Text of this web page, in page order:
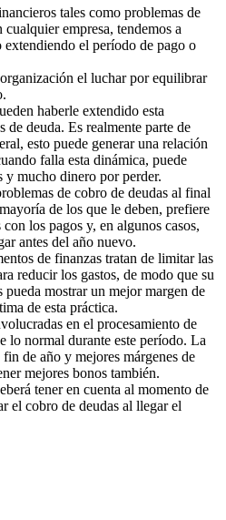
tales como problemas de
empresa, tendemos a
el período de pago o
el luchar por equilibrar
haberle extendido esta
de deuda. Es realmente parte de
esto puede generar una relación
falla esta dinámica, puede
y mucho dinero por perder.
de cobro de deudas al final
de los que le deben, prefiere
los pagos y, en algunos casos,
antes del año nuevo.
de finanzas tratan de limitar las
reducir los gastos, de modo que su
pueda mostrar un mejor margen de
de esta práctica.
en el procesamiento de
lo normal durante este período. La
de año y mejores márgenes de
mejores bonos también.
tener en cuenta al momento de
el cobro de deudas al llegar el